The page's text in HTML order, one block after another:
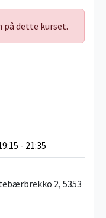
på dette kurset.
- 21:35
2, 5353